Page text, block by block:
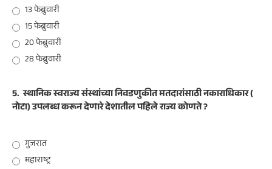
13 फेब्रुवारी
15 फेब्रुवारी
20 फेब्रुवारी
28 फेब्रुवारी
5. स्थानिक स्वराज्य संस्थांच्या निवडणुकीत मतदारांसाठी नकाराधिकार (
नोटा) उपलब्ध करून देणारे देशातील पहिले राज्य कोणते ?
गुजरात
महाराष्ट्र